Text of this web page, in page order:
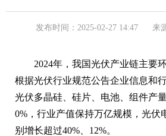
发布时间：2025-02-27 14:47 来
2024年，我国光伏产业链主要
根据光伏行业规范公告企业信息和
光伏多晶硅、硅片、电池、组件产
0%，行业产值保持万亿规模，光伏
别增长超过40%、12%。